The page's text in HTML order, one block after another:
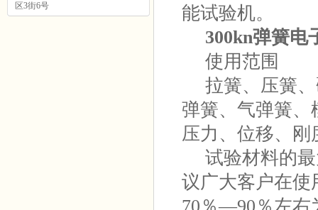
区3街6号
能试验机。
300kn弹簧电
使用范围
拉簧、压簧、
弹簧、气弹簧、
压力、位移、
试验材料的最
议广大客户在使